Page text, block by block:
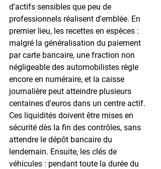
d'actifs sensibles que peu de
professionnels réalisent d'emblée. En
premier lieu, les recettes en espèces :
malgré la généralisation du paiement
par carte bancaire, une fraction non
négligeable des automobilistes règle
encore en numéraire, et la caisse
journalière peut atteindre plusieurs
centaines d'euros dans un centre actif.
Ces liquidités doivent être mises en
sécurité dès la fin des contrôles, sans
attendre le dépôt bancaire du
lendemain. Ensuite, les clés de
véhicules : pendant toute la durée du